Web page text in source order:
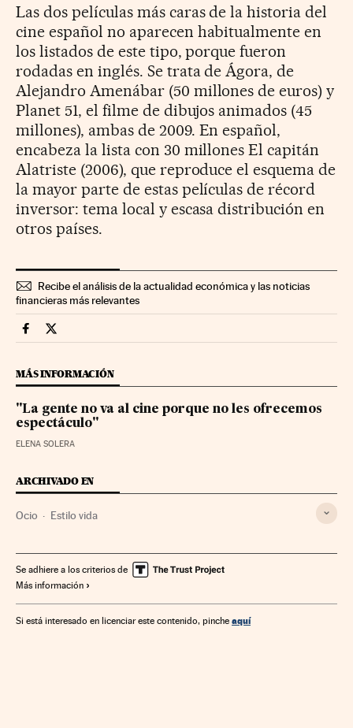
Las dos películas más caras de la historia del
cine español no aparecen habitualmente en
los listados de este tipo, porque fueron
rodadas en inglés. Se trata de Ágora, de
Alejandro Amenábar (50 millones de euros) y
Planet 51, el filme de dibujos animados (45
millones), ambas de 2009. En español,
encabeza la lista con 30 millones El capitán
Alatriste (2006), que reproduce el esquema de
la mayor parte de estas películas de récord
inversor: tema local y escasa distribución en
otros países.
Recibe el análisis de la actualidad económica y las noticias
financieras más relevantes
Fortunas Cinco Días en Facebook
Fortunas Cinco Días en Twitter
MÁS INFORMACIÓN
"La gente no va al cine porque no les ofrecemos
espectáculo"
ELENA SOLERA
ARCHIVADO EN
Ocio Estilo vida
Se adhiere a los criterios de
Más información
Si está interesado en licenciar este contenido, pinche aquí